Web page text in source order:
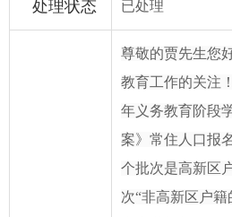
处理状态 已处理
尊敬的贾先生您
教育工作的关注
年义务教育阶段
案》常住人口报
个批次是高新区
次“非高新区户